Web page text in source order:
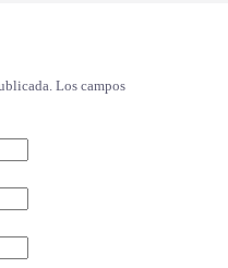
Los campos